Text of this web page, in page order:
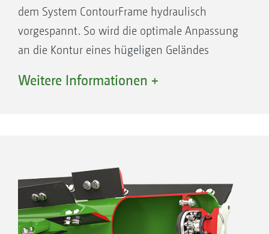
dem System ContourFrame hydraulisch
vorgespannt. So wird die optimale Anpassung
an die Kontur eines hügeligen Geländes
Je Seitenrahmen sind je 2 Werkzeugsegmente
einstellen. Dazu werden die mit Druckfedern
vorgespannten Werkzeuge über
Excenterbolzen verstellt. Das Federsystem
passt das Höhenverhältnis und
Weitere Informationen +